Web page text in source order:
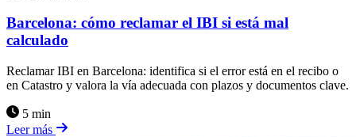
Barcelona: cómo reclamar el IBI si está mal
calculado
Reclamar IBI en Barcelona: identifica si el error está en el recibo o
en Catastro y valora la vía adecuada con plazos y documentos clave.
5 min
Leer más